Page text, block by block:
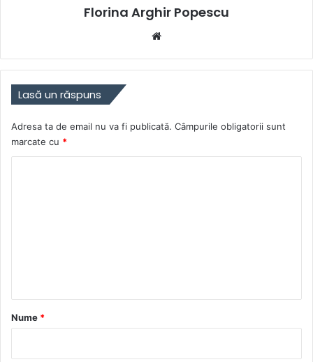
Florina Arghir Popescu
Lasă un răspuns
Adresa ta de email nu va fi publicată. Câmpurile obligatorii sunt
marcate cu *
rNume *